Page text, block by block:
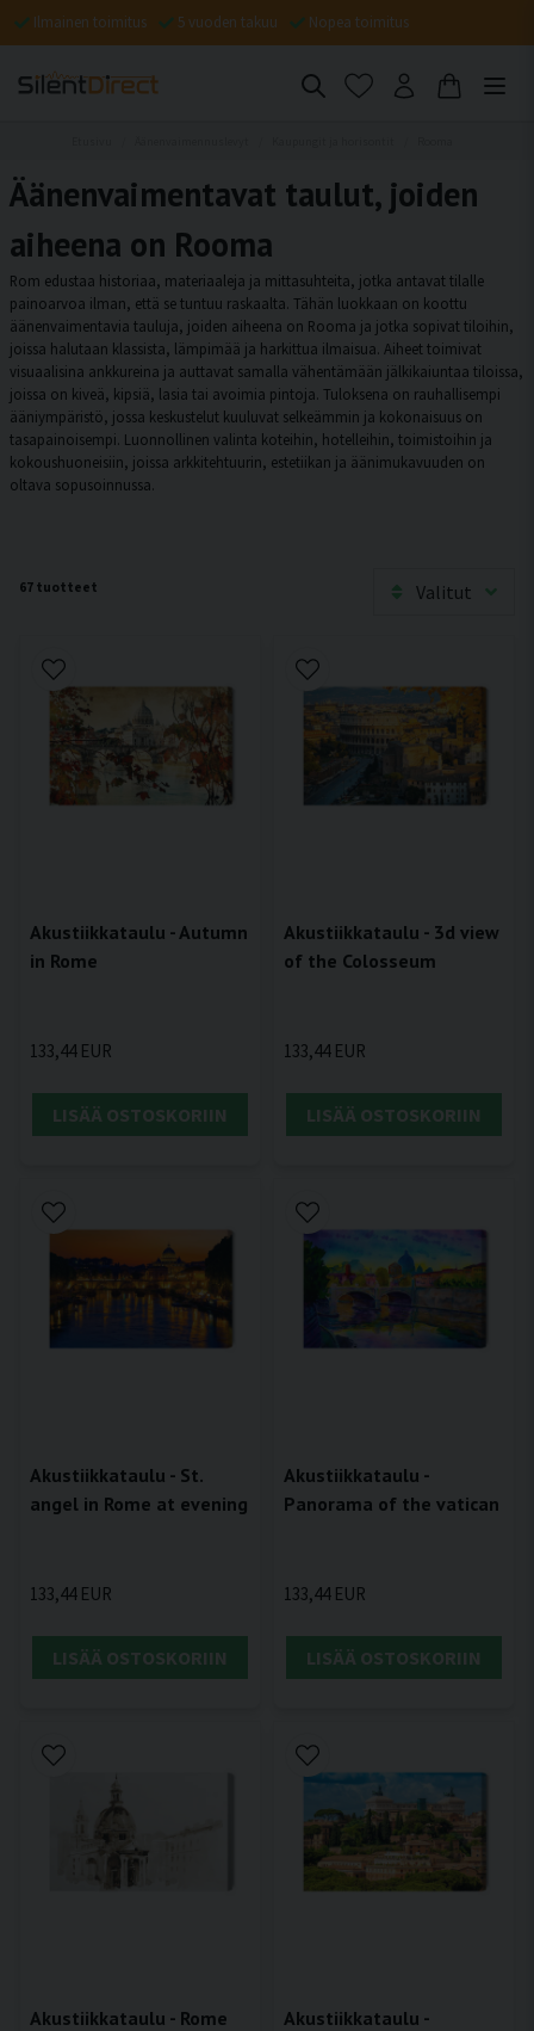
Ilmainen toimitus 5 vuoden takuu Nopea toimitus
Äänenvaimentavat taulut, joiden
aiheena on Rooma
Rom edustaa historiaa, materiaaleja ja mittasuhteita, jotka antavat tilalle
painoarvoa ilman, että se tuntuu raskaalta. Tähän luokkaan on koottu
äänenvaimentavia tauluja, joiden aiheena on Rooma ja jotka sopivat tiloihin,
joissa halutaan klassista, lämpimää ja harkittua ilmaisua. Aiheet toimivat
visuaalisina ankkureina ja auttavat samalla vähentämään jälkikaiuntaa tiloissa,
joissa on kiveä, kipsiä, lasia tai avoimia pintoja. Tuloksena on rauhallisempi
ääniympäristö, jossa keskustelut kuuluvat selkeämmin ja kokonaisuus on
tasapainoisempi. Luonnollinen valinta koteihin, hotelleihin, toimistoihin ja
kokoushuoneisiin, joissa arkkitehtuurin, estetiikan ja äänimukavuuden on
oltava sopusoinnussa.
67 tuotteet Valitut
Akustiikkataulu - Autumn
in Rome
133,44 EUR
LISÄÄ OSTOSKORIIN
Akustiikkataulu - 3d view
of the Colosseum
133,44 EUR
LISÄÄ OSTOSKORIIN
Akustiikkataulu - St.
angel in Rome at evening
133,44 EUR
LISÄÄ OSTOSKORIIN
Akustiikkataulu -
Panorama of the vatican
133,44 EUR
LISÄÄ OSTOSKORIIN
Akustiikkataulu - Rome
Akustiikkataulu -